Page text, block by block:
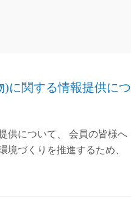
)に関する情報提供につ
供について、 会員の皆様へ
づくりを推進するため、